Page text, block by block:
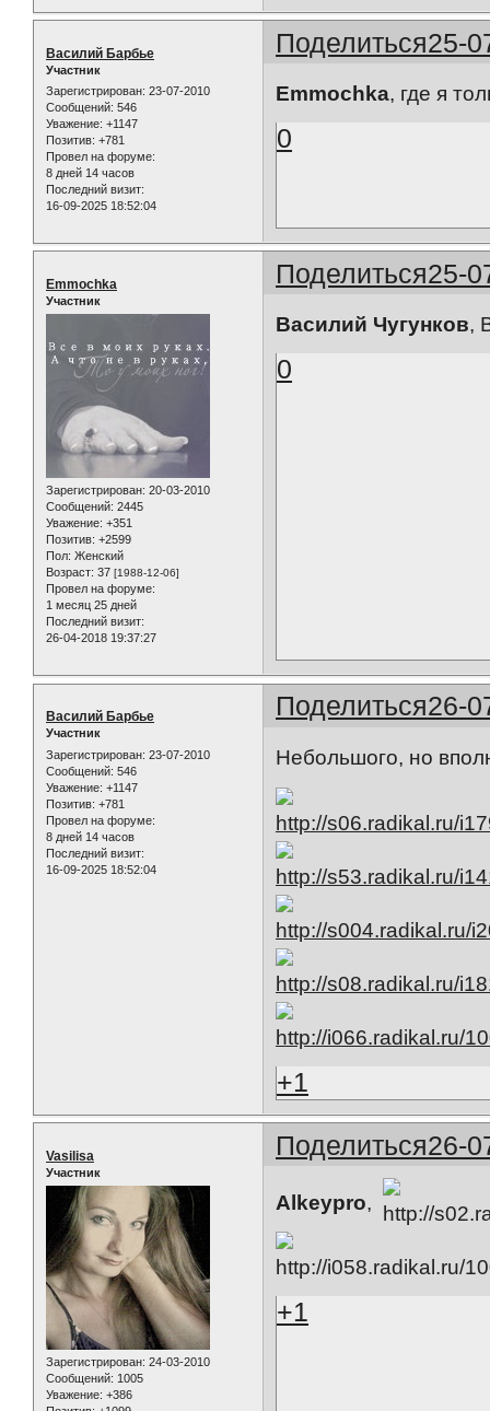
Поделиться25-
Василий Барбье
Участник
Зарегистрирован: 23-07-2010
Сообщений: 546
Уважение: +1147
Позитив: +781
Провел на форуме:
8 дней 14 часов
Последний визит:
16-09-2025 18:52:04
Emmochka, где я
0
Поделиться25-
Emmochka
Участник
Зарегистрирован: 20-03-2010
Сообщений: 2445
Уважение: +351
Позитив: +2599
Пол: Женский
Возраст: 37 [1988-12-06]
Провел на форуме:
1 месяц 25 дней
Последний визит:
26-04-2018 19:37:27
Василий Чугунков,
0
Поделиться26-
Василий Барбье
Участник
Зарегистрирован: 23-07-2010
Сообщений: 546
Уважение: +1147
Позитив: +781
Провел на форуме:
8 дней 14 часов
Последний визит:
16-09-2025 18:52:04
Небольшого, но
+1
Поделиться26-
Vasilisa
Участник
Зарегистрирован: 24-03-2010
Сообщений: 1005
Уважение: +386
Alkeypro,
+1